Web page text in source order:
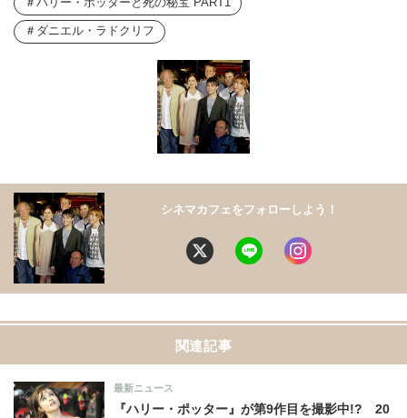
ダニエル・ラドクリフ
シネマカフェをフォローしよう！
関連記事
『ハリー・ポッター』が第9作目を撮影中!? 20
最新ニュース